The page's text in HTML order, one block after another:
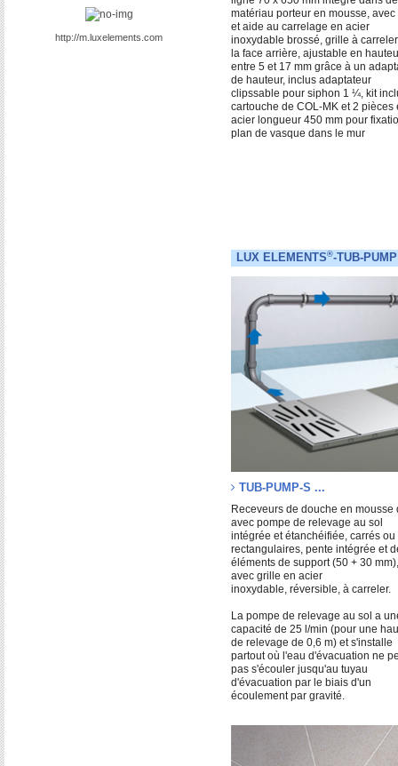
http://m.luxelements.com
matériau porteur en mousse, avec
et aide au carrelage en acier
inoxydable brossé, grille à
la face arrière, ajustable en
entre 5 et 17 mm grâce à un
de hauteur, inclus adaptateur
clipssable pour siphon 1 ¼, kit
cartouche de COL-MK et 2 pièces
acier longueur 450 mm pour
plan de vasque dans le mur
LUX ELEMENTS®-TUB-PUMP
TUB-PUMP-S ...
Receveurs de douche en mousse
avec pompe de relevage au sol
intégrée et étanchéifiée, carrés ou
rectangulaires, pente intégrée et
éléments de support (50 + 30 mm),
avec grille en acier
inoxydable, réversible, à carreler.
La pompe de relevage au sol a
capacité de 25 l/min (pour une
de relevage de 0,6 m) et s'installe
partout où l'eau d'évacuation ne
pas s'écouler jusqu'au tuyau
d'évacuation par le biais d'un
écoulement par gravité.